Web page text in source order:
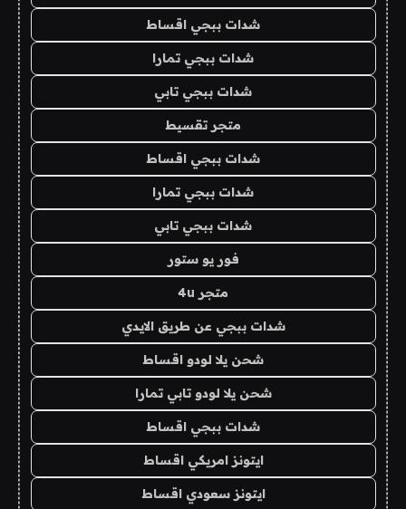
شدات ببجي اقساط
شدات ببجي تمارا
شدات ببجي تابي
متجر تقسيط
شدات ببجي اقساط
شدات ببجي تمارا
شدات ببجي تابي
فور يو ستور
متجر 4u
شدات ببجي عن طريق الايدي
شحن يلا لودو اقساط
شحن يلا لودو تابي تمارا
شدات ببجي اقساط
ايتونز امريكي اقساط
ايتونز سعودي اقساط